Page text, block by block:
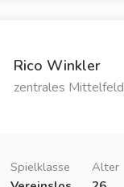
Rico Winkler
zentrales Mittelfeld
Spielklasse
Alter